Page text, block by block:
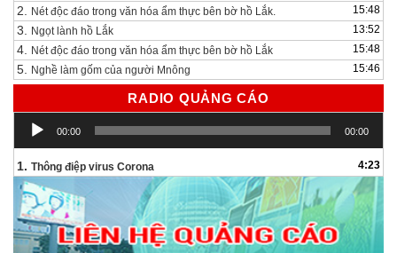
2. Nét độc đáo trong văn hóa ẩm thực bên bờ hồ Lắk. 15:48
3. Ngọt lành hồ Lắk 13:52
4. Nét độc đáo trong văn hóa ẩm thực bên bờ hồ Lắk 15:48
5. Nghề làm gốm của người Mnông 15:46
RADIO QUẢNG CÁO
Trình
chơi
Audio
00:00 00:00
1. Thông điệp virus Corona 4:23